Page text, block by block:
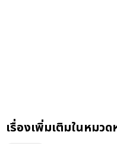
เรื่องเพิ่มเติมในหมวด